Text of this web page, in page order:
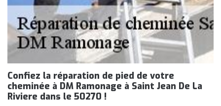
Confiez la réparation de pied de votre
cheminée à DM Ramonage à Saint Jean De La
Riviere dans le 50270 !